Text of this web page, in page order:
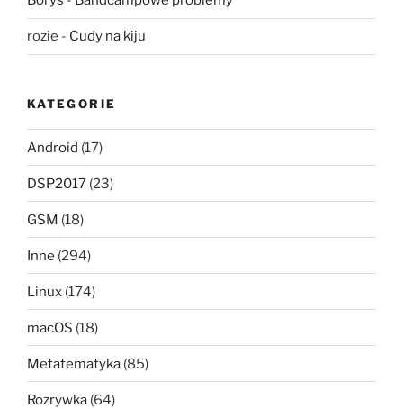
rozie - Cudy na kiju
KATEGORIE
Android (17)
DSP2017 (23)
GSM (18)
Inne (294)
Linux (174)
macOS (18)
Metatematyka (85)
Rozrywka (64)